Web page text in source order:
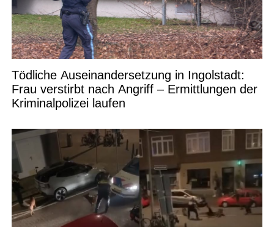
Tödliche Auseinandersetzung in Ingolstadt:
Frau verstirbt nach Angriff – Ermittlungen der
Kriminalpolizei laufen